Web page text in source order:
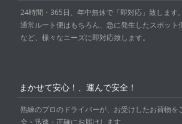
24時間・365日、年中無休で「即対応」致します。
通常ルート便はもちろん、急に発生したスポット
など、様々なニーズに即対応致します。
まかせて安心！、運んで安全！
熟練のプロのドライバーが、お受けしたお荷物を
全・迅速・正確にお届けします。